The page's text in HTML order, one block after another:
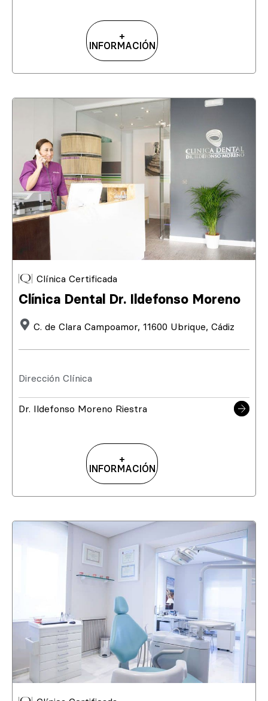
+
INFORMACIÓN
Clínica Certificada
Clínica Dental Dr. Ildefonso Moreno
C. de Clara Campoamor, 11600 Ubrique, Cádiz
Dirección Clínica
Dr. Ildefonso Moreno Riestra
+
INFORMACIÓN